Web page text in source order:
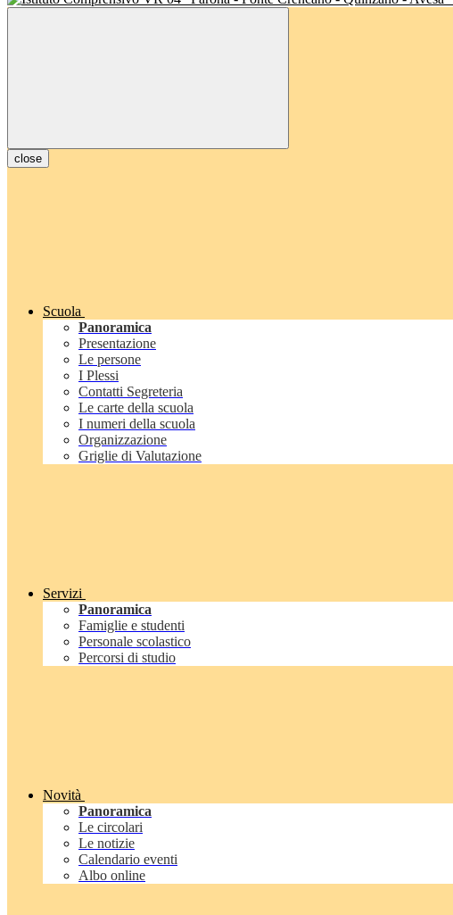
close
Scuola
Panoramica
Presentazione
Le persone
I Plessi
Contatti Segreteria
Le carte della scuola
I numeri della scuola
Organizzazione
Griglie di Valutazione
Servizi
Panoramica
Famiglie e studenti
Personale scolastico
Percorsi di studio
Novità
Panoramica
Le circolari
Le notizie
Calendario eventi
Albo online